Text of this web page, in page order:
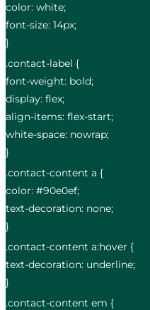
color: white;
font-size: 14px;
}
.contact-label {
font-weight: bold;
display: flex;
align-items: flex-start;
white-space: nowrap;
}
.contact-content a {
color: #90e0ef;
text-decoration: none;
}
.contact-content a:hover {
text-decoration: underline;
}
.contact-content em {